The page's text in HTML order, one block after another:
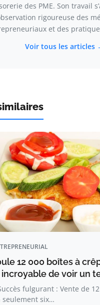
des PME. Son travail
rigoureuse des
et des
Voir tous les articles
12 000 boîtes à
incroyable de voir un
fulgurant : Vente de
seulement six…